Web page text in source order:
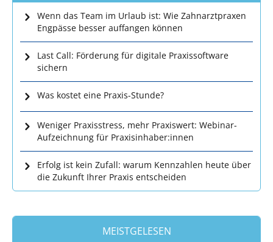
Wenn das Team im Urlaub ist: Wie Zahnarztpraxen
Engpässe besser auffangen können
Last Call: Förderung für digitale Praxissoftware
sichern
Was kostet eine Praxis-Stunde?
Weniger Praxisstress, mehr Praxiswert: Webinar-
Aufzeichnung für Praxisinhaber:innen
Erfolg ist kein Zufall: warum Kennzahlen heute über
die Zukunft Ihrer Praxis entscheiden
MEISTGELESEN